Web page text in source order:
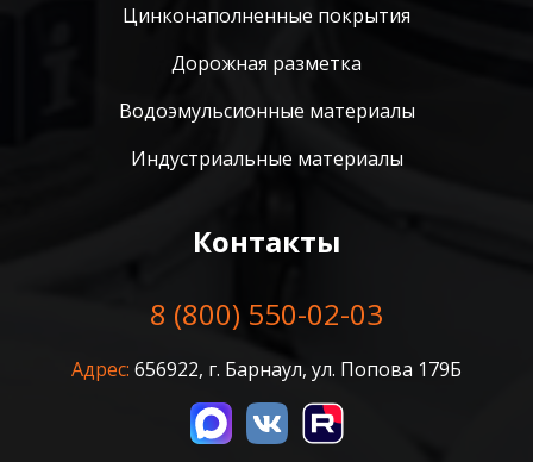
Цинконаполненные покрытия
Дорожная разметка
Водоэмульсионные материалы
Индустриальные материалы
Контакты
8 (800) 550-02-03
Адрес: 656922, г. Барнаул, ул. Попова 179Б